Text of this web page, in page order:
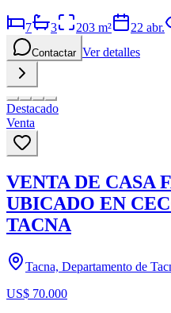
7 3 203 m² 22 abr.
Contactar Ver detalles
Destacado
Venta
VENTA DE CASA
UBICADO EN
TACNA
Tacna, Departamento de
US$ 70.000